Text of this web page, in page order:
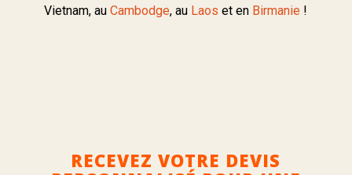
Vietnam, auCambodge, au Laos et en Birmanie !
RECEVEZ VOTRE DEVIS